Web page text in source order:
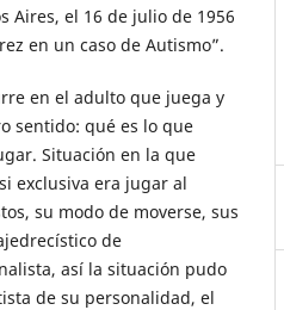
Aires, el 16 de julio de 1956
en un caso de Autismo”.
en el adulto que juega y
sentido: qué es lo que
Situación en la que
exclusiva era jugar al
su modo de moverse, sus
de
así la situación pudo
de su personalidad, el